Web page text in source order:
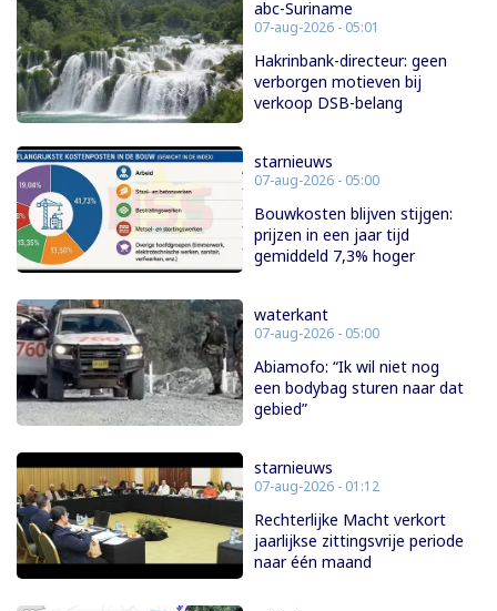
abc-Suriname
07-aug-2026 - 05:01
Hakrinbank-directeur: geen
verborgen motieven bij
verkoop DSB-belang
starnieuws
07-aug-2026 - 05:00
Bouwkosten blijven stijgen:
prijzen in een jaar tijd
gemiddeld 7,3% hoger
waterkant
07-aug-2026 - 05:00
Abiamofo: “Ik wil niet nog
een bodybag sturen naar dat
gebied”
starnieuws
07-aug-2026 - 01:12
Rechterlijke Macht verkort
jaarlijkse zittingsvrije periode
naar één maand